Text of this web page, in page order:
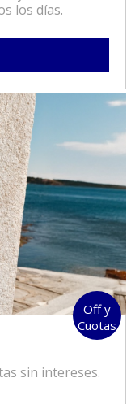
los días.
Off y
Cuotas
sin intereses.